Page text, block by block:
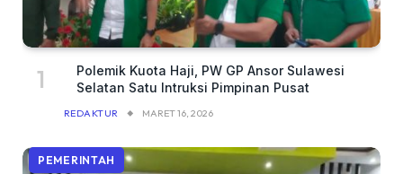
Polemik Kuota Haji, PW GP Ansor Sulawesi
Selatan Satu Intruksi Pimpinan Pusat
REDAKTUR MARET 16, 2026
PEMERINTAH